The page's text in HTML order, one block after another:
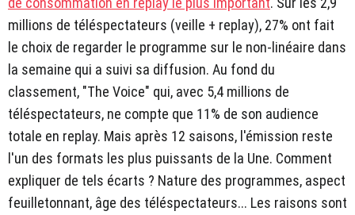
millions de téléspectateurs (veille + replay), 27% ont fait
le choix de regarder le programme sur le non-linéaire dans
la semaine qui a suivi sa diffusion. Au fond du
classement, "The Voice" qui, avec 5,4 millions de
téléspectateurs, ne compte que 11% de son audience
totale en replay. Mais après 12 saisons, l'émission reste
l'un des formats les plus puissants de la Une. Comment
expliquer de tels écarts ? Nature des programmes, aspect
feuilletonnant, âge des téléspectateurs... Les raisons sont